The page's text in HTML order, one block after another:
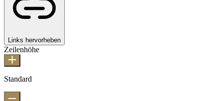
Links hervorheben
Zeilenhöhe
Standard